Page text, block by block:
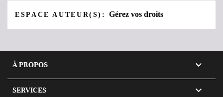
ESPACE AUTEUR(S):Gérez vos droits
À PROPOS 
SERVICES 